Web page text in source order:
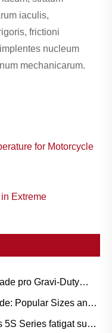
iaculis,
frictioni
nucleum
mechanicarum.
for Motorcycle
Extreme
pro Gravi-Duty
Popular Sizes and
vs. Butyl Rubber
5S Series fatigat sunt